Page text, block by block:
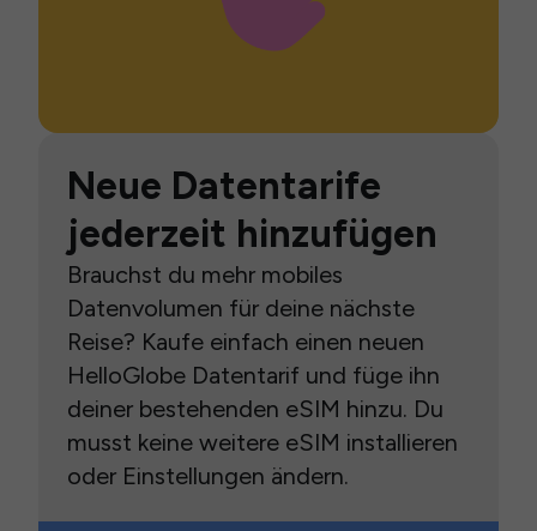
Neue Datentarife
jederzeit hinzufügen
Brauchst du mehr mobiles
Datenvolumen für deine nächste
Reise? Kaufe einfach einen neuen
HelloGlobe Datentarif und füge ihn
deiner bestehenden eSIM hinzu. Du
musst keine weitere eSIM installieren
oder Einstellungen ändern.